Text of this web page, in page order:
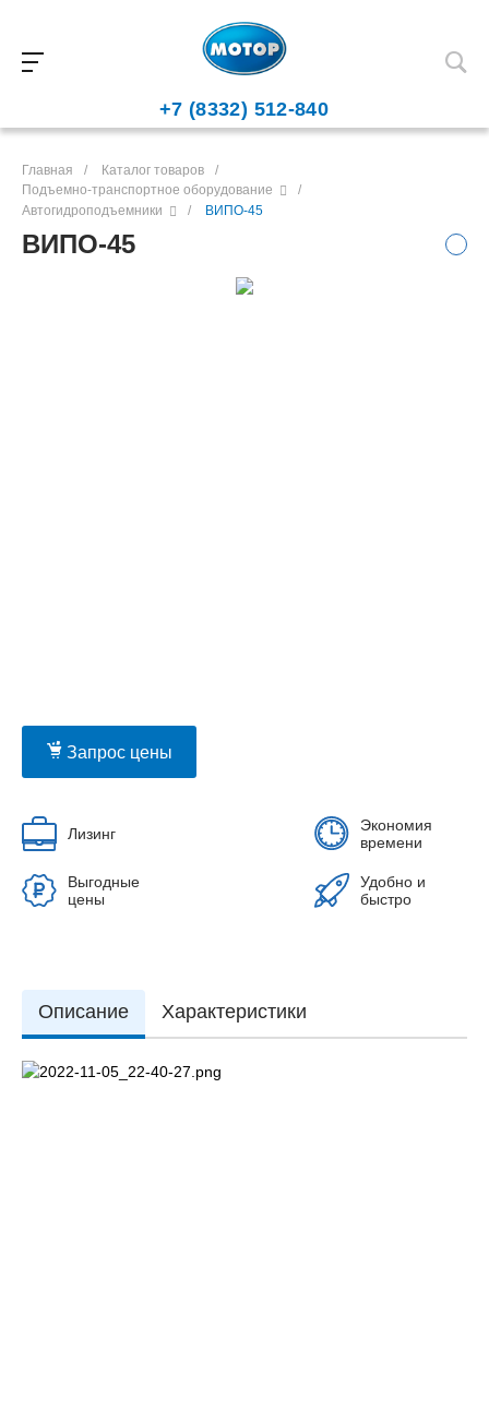
+7 (8332) 512-840
Главная / Каталог товаров
/
Подъемно-транспортное оборудование
/
Автогидроподъемники
/ ВИПО-45
ВИПО-45
Запрос цены
Лизинг
Экономия
времени
Выгодные
цены
Удобно и
быстро
Описание Характеристики